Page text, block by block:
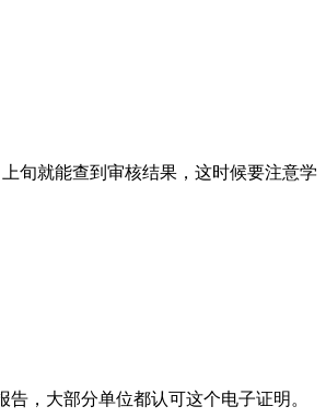
旬就能查到审核结果，这时候要注意学
，大部分单位都认可这个电子证明。